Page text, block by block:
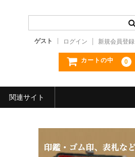
ゲスト ログイン 新規会員登録
カートの中 0
関連サイト